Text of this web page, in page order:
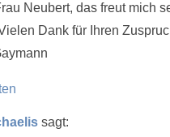
Neubert, das freut mich
Dank für Ihren
sagt: